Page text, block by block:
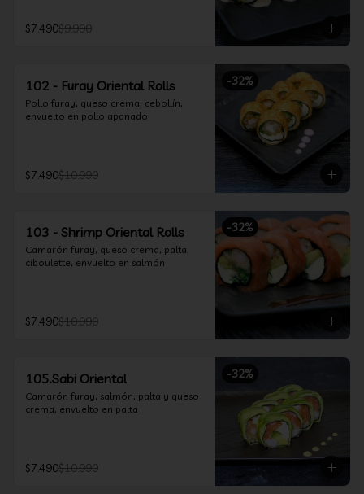
$7.490$9.990
-32%
102 - Furay Oriental Rolls
Pollo furay, queso crema, cebollín,
envuelto en pollo apanado
$7.490$10.990
-32%
103 - Shrimp Oriental Rolls
Camarón furay, queso crema, palta,
ciboulette, envuelto en salmón
$7.490$10.990
-32%
105.Sabi Oriental
Camarón furay, salmón, palta y queso
crema, envuelto en palta
$7.490$10.990